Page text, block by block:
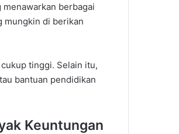
berbagai
mungkin di berikan
tinggi. Selain itu,
bantuan pendidikan
Keuntungan